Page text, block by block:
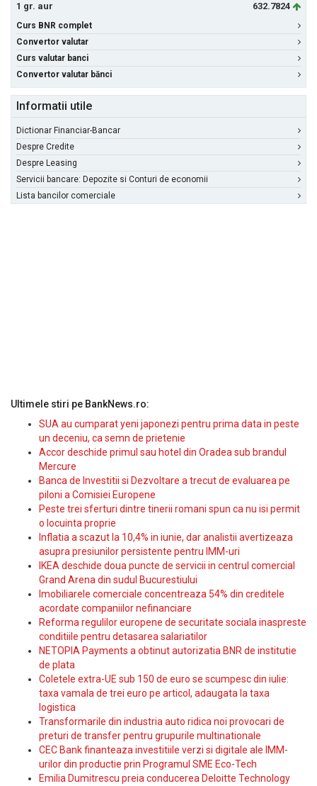
1 gr. aur
632.7824
Curs BNR complet
Convertor valutar
Curs valutar banci
Convertor valutar bănci
Informatii utile
Dictionar Financiar-Bancar
Despre Credite
Despre Leasing
Servicii bancare: Depozite si Conturi de economii
Lista bancilor comerciale
Ultimele stiri pe BankNews.ro:
SUA au cumparat yeni japonezi pentru prima data in peste
un deceniu, ca semn de prietenie
Accor deschide primul sau hotel din Oradea sub brandul
Mercure
Banca de Investitii si Dezvoltare a trecut de evaluarea pe
piloni a Comisiei Europene
Peste trei sferturi dintre tinerii romani spun ca nu isi permit
o locuinta proprie
Inflatia a scazut la 10,4% in iunie, dar analistii avertizeaza
asupra presiunilor persistente pentru IMM-uri
IKEA deschide doua puncte de servicii in centrul comercial
Grand Arena din sudul Bucurestiului
Imobiliarele comerciale concentreaza 54% din creditele
acordate companiilor nefinanciare
Reforma regulilor europene de securitate sociala inaspreste
conditiile pentru detasarea salariatilor
NETOPIA Payments a obtinut autorizatia BNR de institutie
de plata
Coletele extra-UE sub 150 de euro se scumpesc din iulie:
taxa vamala de trei euro pe articol, adaugata la taxa
logistica
Transformarile din industria auto ridica noi provocari de
preturi de transfer pentru grupurile multinationale
CEC Bank finanteaza investitiile verzi si digitale ale IMM-
urilor din productie prin Programul SME Eco-Tech
Emilia Dumitrescu preia conducerea Deloitte Technology